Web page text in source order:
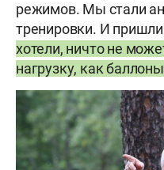
режимов. Мы стали
тренировки. И пришли
хотели, ничто не
нагрузку, как баллоны